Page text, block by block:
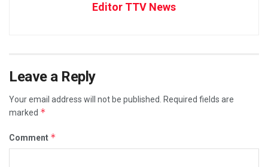
Editor TTV News
Leave a Reply
Your email address will not be published. Required fields are
marked *
Comment *